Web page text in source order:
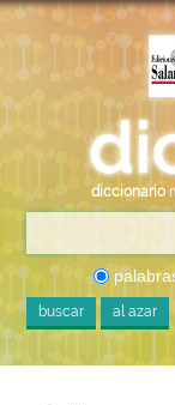
diccionario
buscar al azar